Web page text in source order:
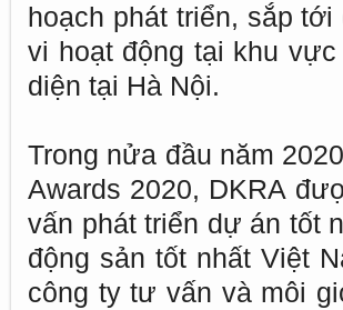
hoạch phát triển, sắp
vi hoạt động tại khu
diện tại Hà Nội.
Trong nửa đầu năm
Awards 2020, DKRA
vấn phát triển dự án tốt
động sản tốt nhất Việt
công ty tư vấn và môi